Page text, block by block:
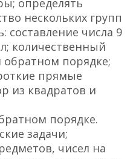
определять
нескольких групп
составление числа 9
количественный
порядке;
прямые
из квадратов и
порядке.
задачи;
чисел на